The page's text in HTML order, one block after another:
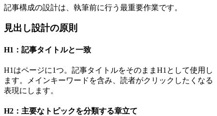
記事構成の設計は、執筆前に行う最重要作業です。
見出し設計の原則
H1：記事タイトルと一致
H1はページに1つ。記事タイトルをそのままH1として使用し
ます。メインキーワードを含み、読者がクリックしたくなる
表現にします。
H2：主要なトピックを分類する章立て